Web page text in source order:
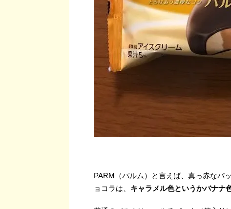
PARM（パルム）と言えば、真っ赤なパ
ョコラは、 キャラメル色というかバナナ